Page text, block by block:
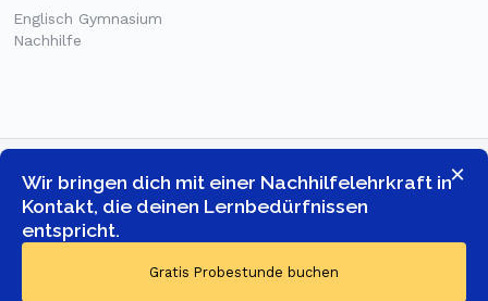
×
Wir bringen dich mit einer Nachhilfelehrkraft in
Kontakt, die deinen Lernbedürfnissen
entspricht.
Gratis Probestunde buchen
Englisch Gymnasium
Nachhilfe
ALLE RECHTE VORBEHALTEN.